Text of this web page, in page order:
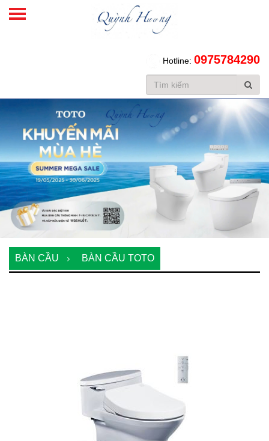
SHOWROOM TOTO CHÍNH HÃNG TẠI HÀ NỘI
Tư vấn Liên hệ
Hotline: 0975784290
BÀN CẦU BÀN CẦU TOTO